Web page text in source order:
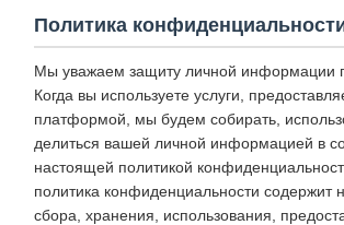
Политика
Мы уважаем защиту личной информации
Когда вы используете услуги,
платформой, мы будем собирать,
делиться вашей личной информацией в
настоящей политикой
политика конфиденциальности содержит
сбора, хранения, использования,